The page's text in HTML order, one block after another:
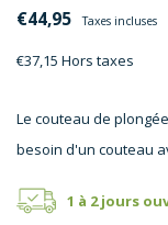
€44,95 Taxes incluses
€37,15 Hors taxes
Le couteau de
besoin d'un couteau
1 à 2 jours